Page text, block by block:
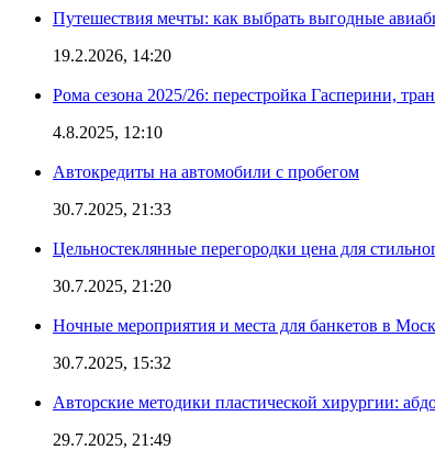
Путешествия мечты: как выбрать выгодные
19.2.2026, 14:20
Рома сезона 2025/26: перестройка Гасперини,
4.8.2025, 12:10
Автокредиты на автомобили с пробегом
30.7.2025, 21:33
Цельностеклянные перегородки цена для
30.7.2025, 21:20
Ночные мероприятия и места для банкетов в
30.7.2025, 15:32
Авторские методики пластической хирургии:
29.7.2025, 21:49